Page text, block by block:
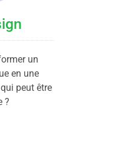
un
en une
peut être
?